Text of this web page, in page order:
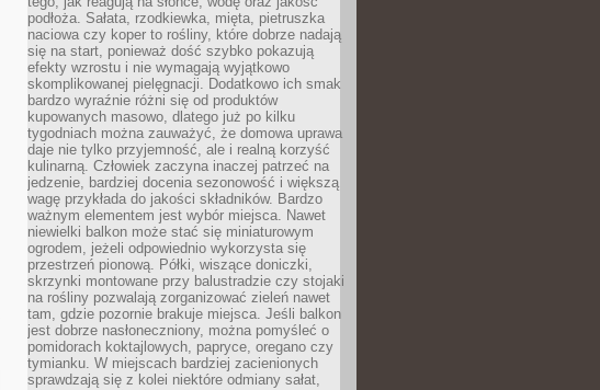
podłoża. Sałata, rzodkiewka, mięta, pietruszka
naciowa czy koper to rośliny, które dobrze nadają
się na start, ponieważ dość szybko pokazują
efekty wzrostu i nie wymagają wyjątkowo
skomplikowanej pielęgnacji. Dodatkowo ich smak
bardzo wyraźnie różni się od produktów
kupowanych masowo, dlatego już po kilku
tygodniach można zauważyć, że domowa uprawa
daje nie tylko przyjemność, ale i realną korzyść
kulinarną. Człowiek zaczyna inaczej patrzeć na
jedzenie, bardziej docenia sezonowość i większą
wagę przykłada do jakości składników. Bardzo
ważnym elementem jest wybór miejsca. Nawet
niewielki balkon może stać się miniaturowym
ogrodem, jeżeli odpowiednio wykorzysta się
przestrzeń pionową. Półki, wiszące doniczki,
skrzynki montowane przy balustradzie czy stojaki
na rośliny pozwalają zorganizować zieleń nawet
tam, gdzie pozornie brakuje miejsca. Jeśli balkon
jest dobrze nasłoneczniony, można pomyśleć o
pomidorach koktajlowych, papryce, oregano czy
tymianku. W miejscach bardziej zacienionych
sprawdzają się z kolei niektóre odmiany sałat,